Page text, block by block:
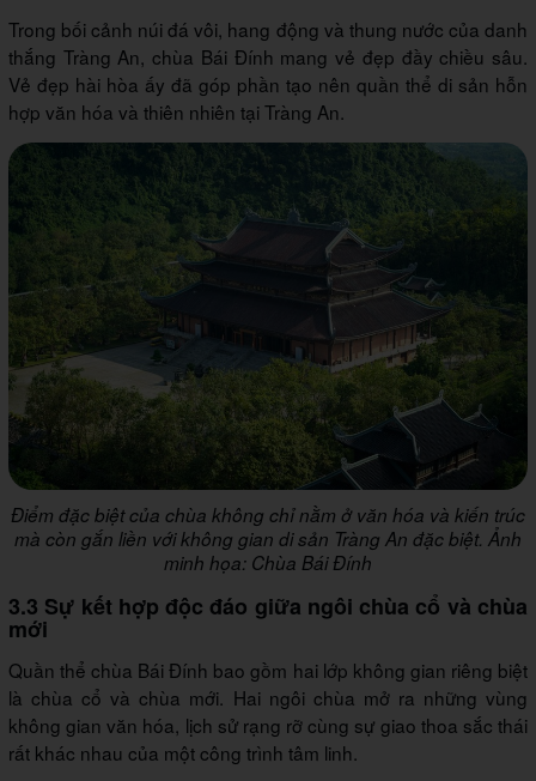
Trong bối cảnh núi đá vôi, hang động và thung nước của danh
thắng Tràng An, chùa Bái Đính mang vẻ đẹp đầy chiều sâu.
Vẻ đẹp hài hòa ấy đã góp phần tạo nên quần thể di sản hỗn
hợp văn hóa và thiên nhiên tại Tràng An.
Điểm đặc biệt của chùa không chỉ nằm ở văn hóa và kiến trúc
mà còn gắn liền với không gian di sản Tràng An đặc biệt. Ảnh
minh họa: Chùa Bái Đính
3.3 Sự kết hợp độc đáo giữa ngôi chùa cổ và chùa
mới
Quần thể chùa Bái Đính bao gồm hai lớp không gian riêng biệt
là chùa cổ và chùa mới. Hai ngôi chùa mở ra những vùng
không gian văn hóa, lịch sử rạng rỡ cùng sự giao thoa sắc thái
rất khác nhau của một công trình tâm linh.